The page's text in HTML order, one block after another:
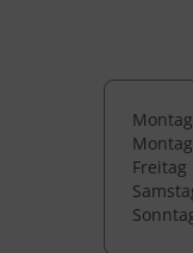
Freitag